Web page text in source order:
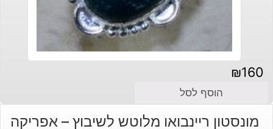
₪160
הוסף לסל
מונסטון ריינבואו מלוטש לשיבוץ – אפריקה